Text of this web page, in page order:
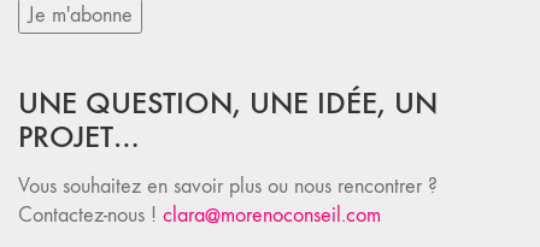
UNE QUESTION, UNE IDÉE, UN
PROJET…
Vous souhaitez en savoir plus ou nous rencontrer ?
Contactez-nous ! clara@morenoconseil.com